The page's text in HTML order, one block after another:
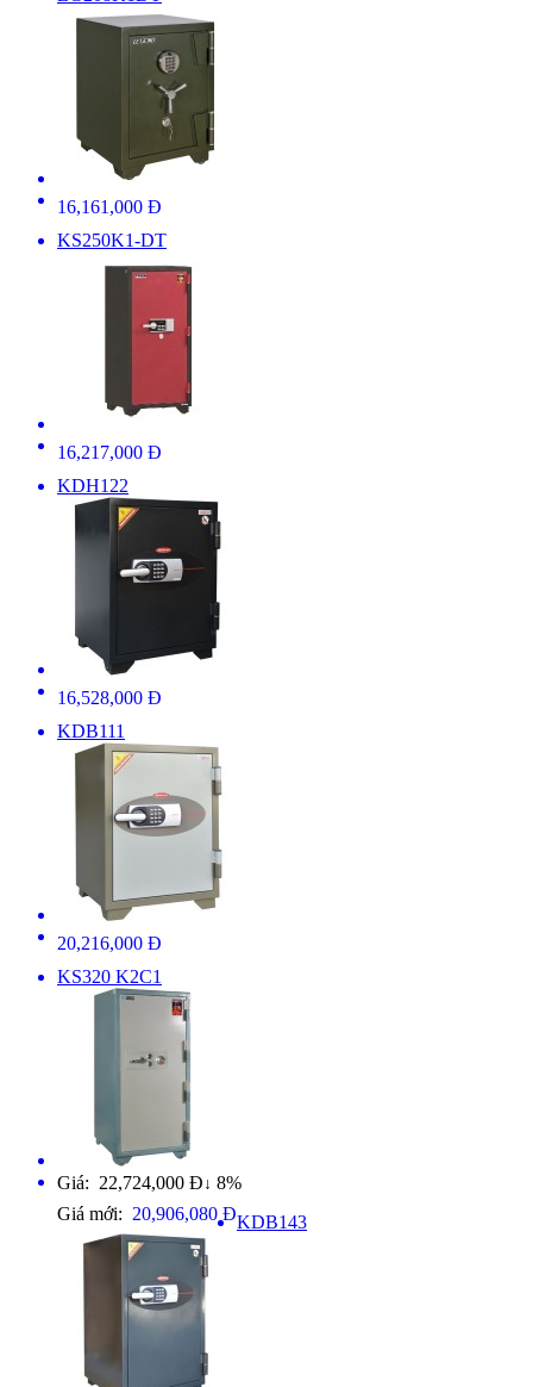
16,161,000 Đ
KS250K1-DT
16,217,000 Đ
KDH122
16,528,000 Đ
KDB111
20,216,000 Đ
KS320 K2C1
Giá: 22,724,000 Đ ↓ 8%
Giá mới: 20,906,080 ĐKDB143